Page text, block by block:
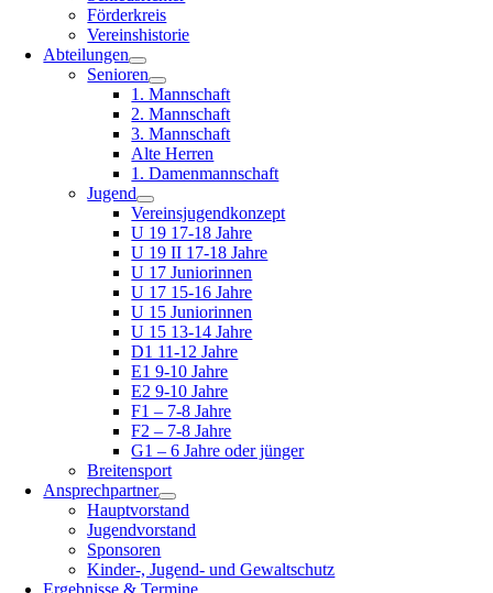
Förderkreis
Vereinshistorie
Abteilungen
Senioren
1. Mannschaft
2. Mannschaft
3. Mannschaft
Alte Herren
1. Damenmannschaft
Jugend
Vereinsjugendkonzept
U 19 17-18 Jahre
U 19 II 17-18 Jahre
U 17 Juniorinnen
U 17 15-16 Jahre
U 15 Juniorinnen
U 15 13-14 Jahre
D1 11-12 Jahre
E1 9-10 Jahre
E2 9-10 Jahre
F1 – 7-8 Jahre
F2 – 7-8 Jahre
G1 – 6 Jahre oder jünger
Breitensport
Ansprechpartner
Hauptvorstand
Jugendvorstand
Sponsoren
Kinder-, Jugend- und Gewaltschutz
Ergebnisse & Termine